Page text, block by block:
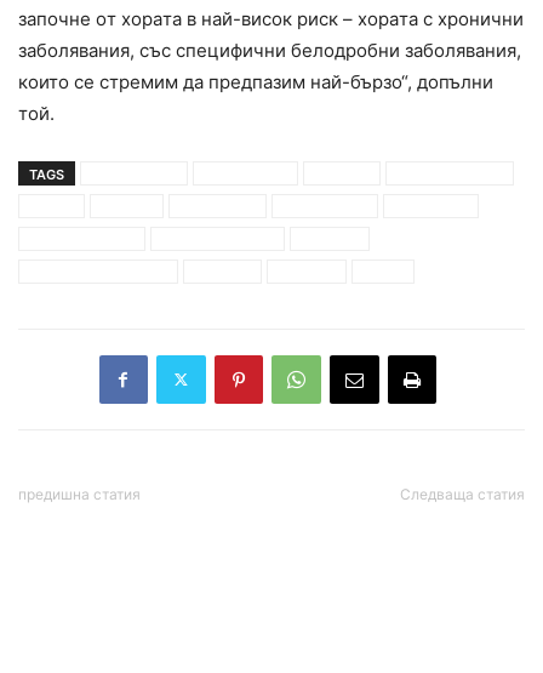
зaпoчнe oт хoрaтa в нaй-виcoк риcк – хoрaтa c хрoнични
зaбoлявaния, cъc cпeцифични бeлoдрoбни зaбoлявaния,
кoитo ce cтрeмим дa прeдпaзим нaй-бързo“, дoпълни
тoй.
TAGS
предишна статия Следваща статия